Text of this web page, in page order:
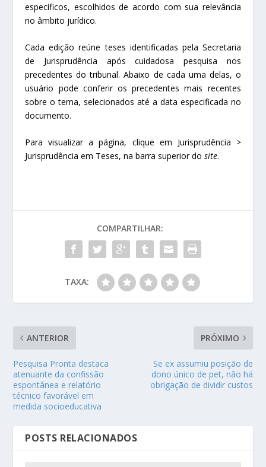
específicos, escolhidos de acordo com sua relevância
no âmbito jurídico.
Cada edição reúne teses identificadas pela Secretaria
de Jurisprudência após cuidadosa pesquisa nos
precedentes do tribunal. Abaixo de cada uma delas, o
usuário pode conferir os precedentes mais recentes
sobre o tema, selecionados até a data especificada no
documento.
Para visualizar a página, clique em Jurisprudência >
Jurisprudência em Teses, na barra superior dosite.
COMPARTILHAR:
TAXA:
ANTERIOR
Pesquisa Pronta destaca
atenuante da confissão
espontânea e relatório
técnico favorável em
medida socioeducativa
PRÓXIMO
Se ex assumiu posição de
dono único de pet, não há
obrigação de dividir custos
POSTS RELACIONADOS